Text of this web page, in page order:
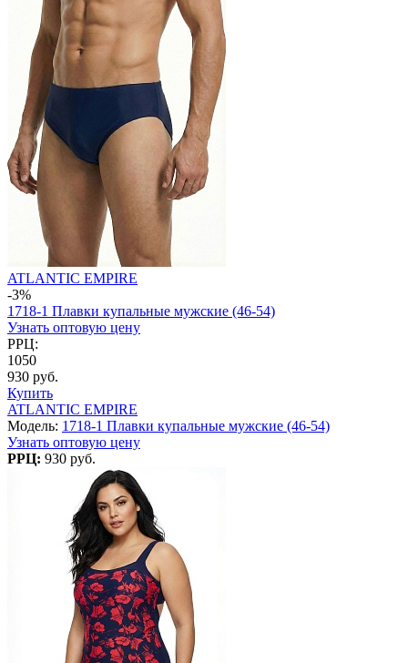
ATLANTIC EMPIRE
-3%
1718-1 Плавки купальные мужские (46-54)
Узнать оптовую цену
РРЦ:
1050
930 руб.
Купить
ATLANTIC EMPIRE
Модель: 1718-1 Плавки купальные мужские (46-54)
Узнать оптовую цену
РРЦ: 930 руб.